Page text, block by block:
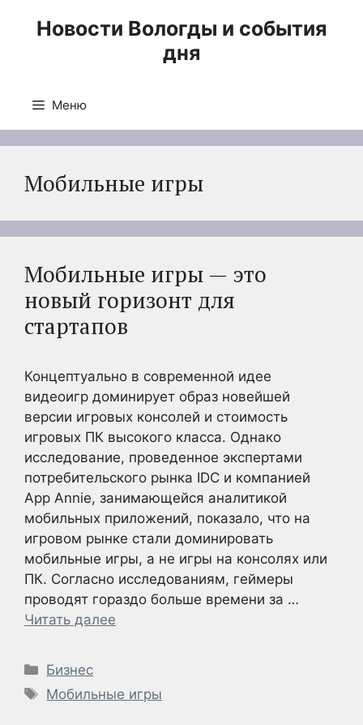
Новости Вологды и события
дня
Меню
Мобильные игры
Мобильные игры — это
новый горизонт для
стартапов
Концептуально в современной идее
видеоигр доминирует образ новейшей
версии игровых консолей и стоимость
игровых ПК высокого класса. Однако
исследование, проведенное экспертами
потребительского рынка IDC и компанией
App Annie, занимающейся аналитикой
мобильных приложений, показало, что на
игровом рынке стали доминировать
мобильные игры, а не игры на консолях или
ПК. Согласно исследованиям, геймеры
проводят гораздо больше времени за …
Читать далее
Рубрики
Бизнес
Метки
Мобильные игры